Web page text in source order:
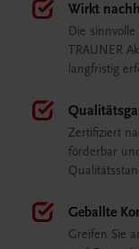
Wirkt
Die
TRAUNER
langfristig
Zertifiziert
förderbar
Geballte
Greifen Sie